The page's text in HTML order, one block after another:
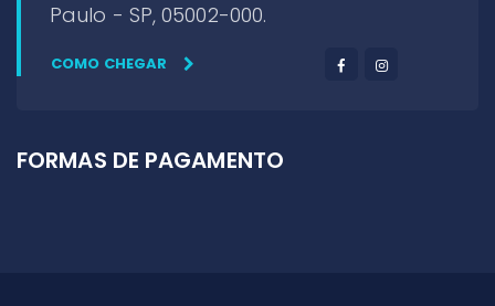
Paulo - SP, 05002-000.
COMO CHEGAR
FORMAS DE PAGAMENTO